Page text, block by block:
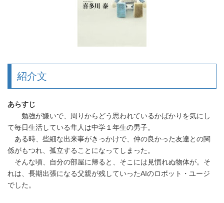
紹介文
あらすじ
勉強が嫌いで、周りからどう思われているかばかりを気にし
て毎日生活している隼人は中学１年生の男子。
ある時、些細な出来事がきっかけで、仲の良かった友達との関
係がもつれ、孤立することになってしまった。
そんな頃、自分の部屋に帰ると、そこには見慣れぬ物体が。そ
れは、長期出張になる父親が残していったAIのロボット・ユージ
でした。